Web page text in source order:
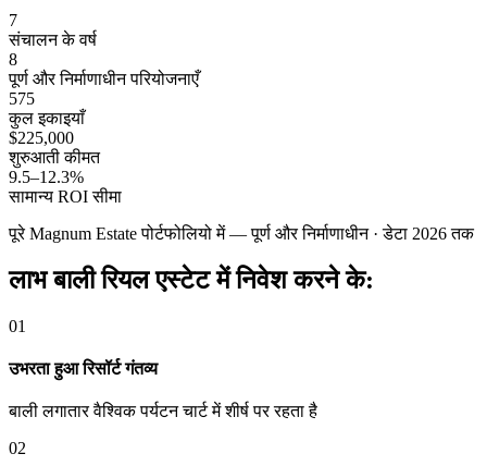
7
संचालन के वर्ष
8
पूर्ण और निर्माणाधीन परियोजनाएँ
575
कुल इकाइयाँ
$225,000
शुरुआती कीमत
9.5–12.3%
सामान्य ROI सीमा
पूरे Magnum Estate पोर्टफोलियो में — पूर्ण और निर्माणाधीन · डेटा 2026 तक
लाभबाली रियल एस्टेट में निवेश करने के:
01
उभरता हुआ रिसॉर्ट गंतव्य
बाली लगातार वैश्विक पर्यटन चार्ट में शीर्ष पर रहता है
02